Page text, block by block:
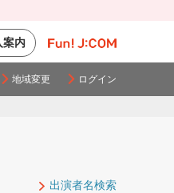
案内
地域変更 ログイン
出演者名検索